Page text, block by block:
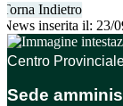
Torna Indietro
News inserita il: 23/
Centro
Sede